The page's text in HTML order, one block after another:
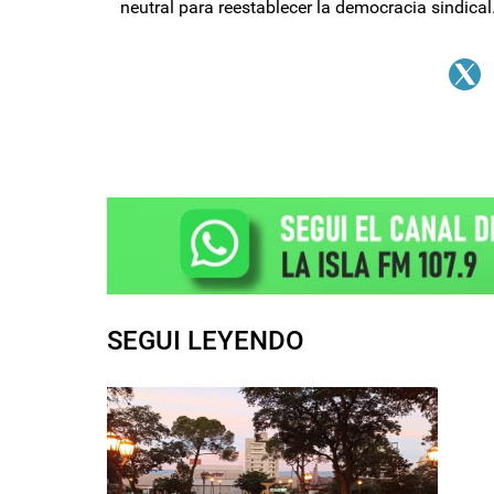
neutral para reestablecer la democracia
SEGUI LEYENDO